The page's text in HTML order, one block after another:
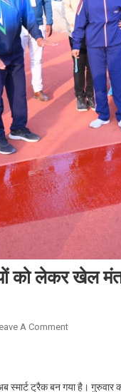
को लेकर खेल
A CommentOn
स्मार्ट ट्रैक बन गया है। गुरुवार